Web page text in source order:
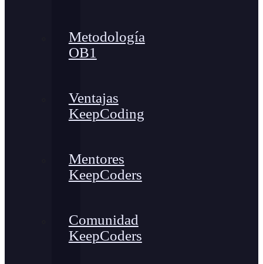
Metodología
OB1
Ventajas
KeepCoding
Mentores
KeepCoders
Comunidad
KeepCoders